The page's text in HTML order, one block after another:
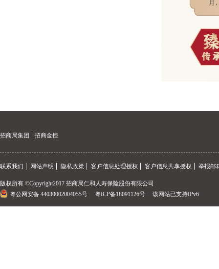
招商局集团 招商金控
联系我们 网站声明 隐私政策 客户信息处理授权 客户信息共享授权 举报邮
版权所有 ©Copyright2017 招商局仁和人寿保险股份有限公司
粤公网安备 44030002004055号
粤ICP备18091126号 该网站已支持IPv6